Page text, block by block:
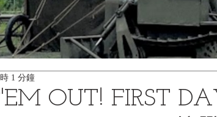
OUT! FIRST
1 分鐘